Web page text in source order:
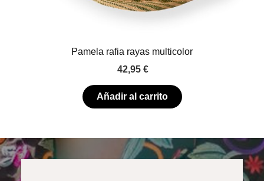
Pamela rafia rayas multicolor
42,95 €
Añadir al carrito